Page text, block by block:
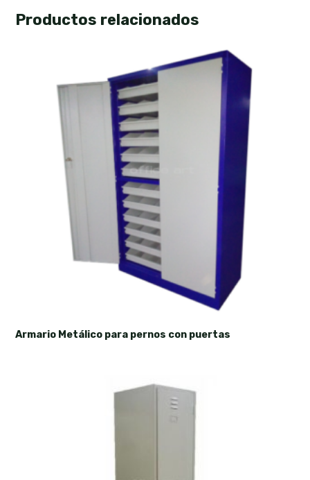
Productos relacionados
Armario Metálico para pernos con puertas